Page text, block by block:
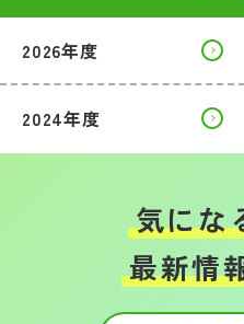
2026年度
2024年度
気にな
最新情